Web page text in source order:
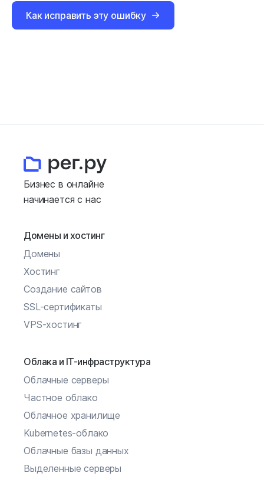
Как исправить эту ошибку
Бизнес в онлайне
начинается с нас
Домены и хостинг
Домены
Хостинг
Создание сайтов
SSL-сертификаты
VPS-хостинг
Облака и IT-инфраструктура
Облачные серверы
Частное облако
Облачное хранилище
Kubernetes-облако
Облачные базы данных
Выделенные серверы